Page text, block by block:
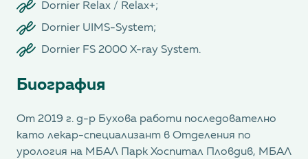
Dornier Relax / Relax+;
Dornier UIMS-System;
Dornier FS 2000 X-ray System.
Биография
От 2019 г. д-р Бухова работи последователно
като лекар-специализант в Отделения по
урология на МБАЛ Парк Хоспитал Пловдив, МБАЛ